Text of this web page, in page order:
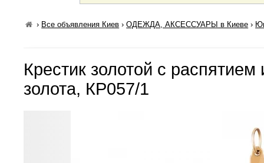
› Все объявления Киев ›ОДЕЖДА, АКСЕССУАРЫ в Киеве ›
Крестик золотой с распятием
золота, КР057/1